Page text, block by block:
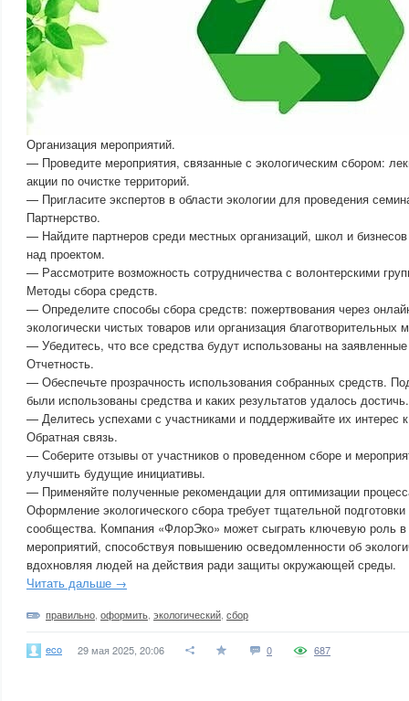
Организация мероприятий.
— Проведите мероприятия, связанные с экологическим сбором:
акции по очистке территорий.
— Пригласите экспертов в области экологии для проведения
Партнерство.
— Найдите партнеров среди местных организаций, школ и
над проектом.
— Рассмотрите возможность сотрудничества с волонтерскими
Методы сбора средств.
— Определите способы сбора средств: пожертвования через
экологически чистых товаров или организация благотворительных
— Убедитесь, что все средства будут использованы на
Отчетность.
— Обеспечьте прозрачность использования собранных средств.
были использованы средства и каких результатов удалось достичь.
— Делитесь успехами с участниками и поддерживайте их интерес
Обратная связь.
— Соберите отзывы от участников о проведенном сборе и
улучшить будущие инициативы.
— Применяйте полученные рекомендации для оптимизации
Оформление экологического сбора требует тщательной
сообщества. Компания «ФлорЭко» может сыграть ключевую роль в
мероприятий, способствуя повышению осведомленности об
вдохновляя людей на действия ради защиты окружающей среды.
Читать дальше →
правильно оформить экологический сбор
eco 29 мая 2025, 20:06 0 687